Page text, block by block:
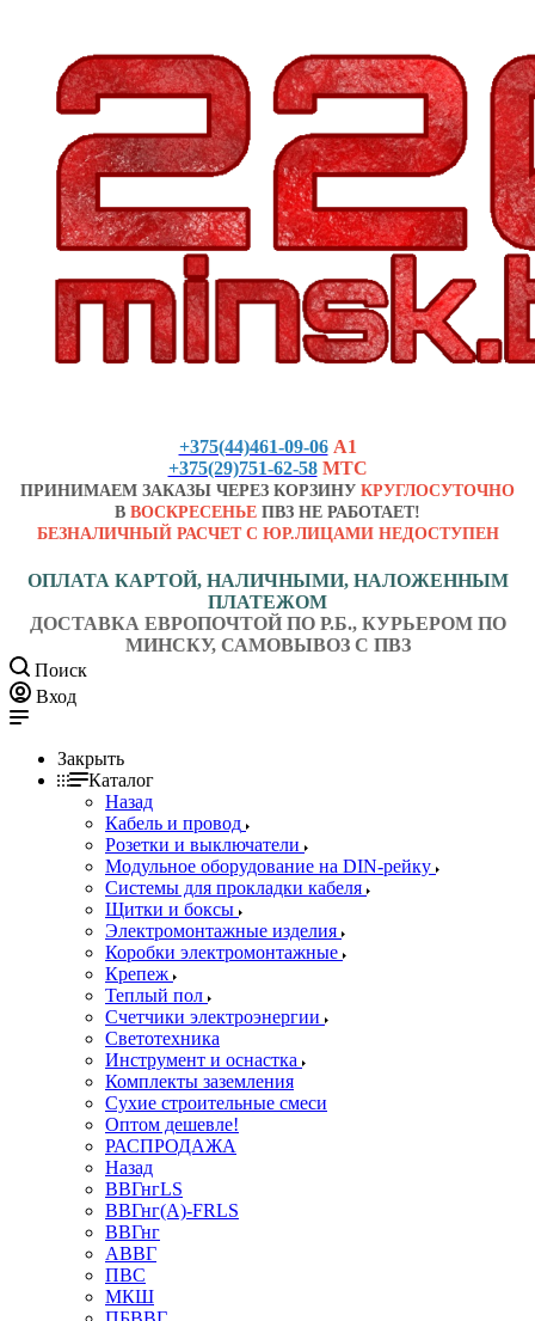
+375(44)461-09-06 А1
+375(29)751-62-58 МТС
ПРИНИМАЕМ ЗАКАЗЫ ЧЕРЕЗ КОРЗИНУ КРУГЛОСУТОЧНО
В ВОСКРЕСЕНЬЕ ПВЗ НЕ РАБОТАЕТ!
БЕЗНАЛИЧНЫЙ РАСЧЕТ С ЮР.ЛИЦАМИ НЕДОСТУПЕН
ОПЛАТА КАРТОЙ, НАЛИЧНЫМИ, НАЛОЖЕННЫМ
ПЛАТЕЖОМ
ДОСТАВКА ЕВРОПОЧТОЙ ПО Р.Б., КУРЬЕРОМ ПО
МИНСКУ, САМОВЫВОЗ С ПВЗ
Поиск
Вход
Закрыть
Каталог
Назад
Кабель и провод
Розетки и выключатели
Модульное оборудование на DIN-рейку
Системы для прокладки кабеля
Щитки и боксы
Электромонтажные изделия
Коробки электромонтажные
Крепеж
Теплый пол
Счетчики электроэнергии
Светотехника
Инструмент и оснастка
Комплекты заземления
Сухие строительные смеси
Оптом дешевле!
РАСПРОДАЖА
Назад
ВВГнгLS
ВВГнг(А)-FRLS
ВВГнг
АВВГ
ПВС
МКШ